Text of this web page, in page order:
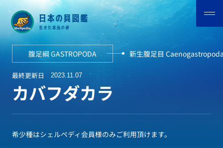
腹足綱 GASTROPODA 新生腹足目
最終更新日 2023.11.07
カバフダカラ
希少種はシェルペディ会員様のみご利用頂けます。